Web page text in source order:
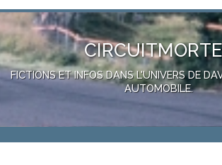
FICTIONS ET INFOS DANS L'UNIVERS DE
AUTOMOBILE.